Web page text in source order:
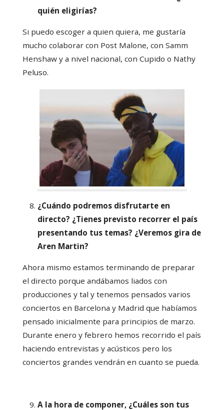
quién eligirías?
Si puedo escoger a quien quiera, me gustaría
mucho colaborar con Post Malone, con Samm
Henshaw y a nivel nacional, con Cupido o Nathy
Peluso.
¿Cuándo podremos disfrutarte en
directo? ¿Tienes previsto recorrer el país
presentando tus temas? ¿Veremos gira de
Aren Martin?
Ahora mismo estamos terminando de preparar
el directo porque andábamos liados con
producciones y tal y tenemos pensados varios
conciertos en Barcelona y Madrid que habíamos
pensado inicialmente para principios de marzo.
Durante enero y febrero hemos recorrido el país
haciendo entrevistas y acústicos pero los
conciertos grandes vendrán en cuanto se pueda.
A la hora de componer, ¿Cuáles son tus